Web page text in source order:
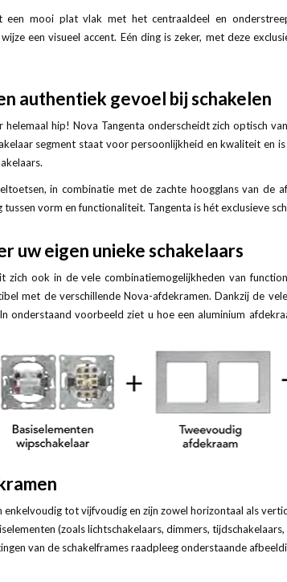
een mooi plat vlak met het centraaldeel en
een visueel accent. Eén ding is zeker, met deze
authentiek gevoel bij schakelen
helemaal hip! Nova Tangenta onderscheidt zich optisch
segment staat voor persoonlijkheid en kwaliteit en
in combinatie met de zachte hoogglans van de
vorm en functionaliteit. Tangenta is hét exclusieve
uw eigen unieke schakelaars
zich ook in de vele combinatiemogelijkheden van
met de verschillende Nova-afdekramen. Dankzij de
onderstaand voorbeeld ziet u hoe een aluminium
enkelvoudig tot vijfvoudig en zijn zowel horizontaal als
(zoals lichtschakelaars, dimmers,
van de schakelframes raadpleeg onderstaande